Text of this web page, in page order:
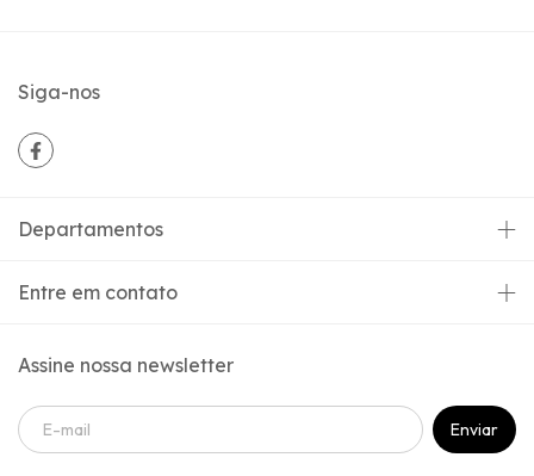
Siga-nos
Departamentos
Entre em contato
Assine nossa newsletter